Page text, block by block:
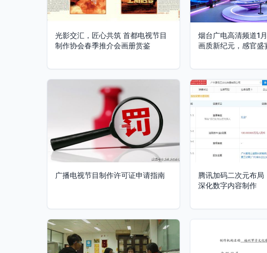
光影交汇，匠心共筑 首都电视节目
制作协会春季推介会画册赏鉴
烟台广电高清频道1
画质新纪元，感官盛
广播电视节目制作许可证申请指南
腾讯加码二次元布局
深化数字内容制作